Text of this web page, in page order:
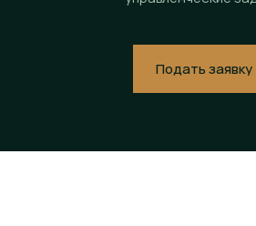
Подать заявку